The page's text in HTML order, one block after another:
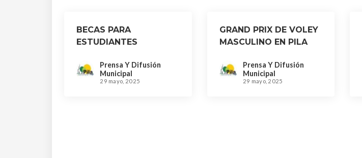
BECAS PARA
ESTUDIANTES
Prensa Y Difusión
Municipal
29 mayo, 2025
GRAND PRIX DE VOLEY
MASCULINO EN PILA
Prensa Y Difusión
Municipal
29 mayo, 2025